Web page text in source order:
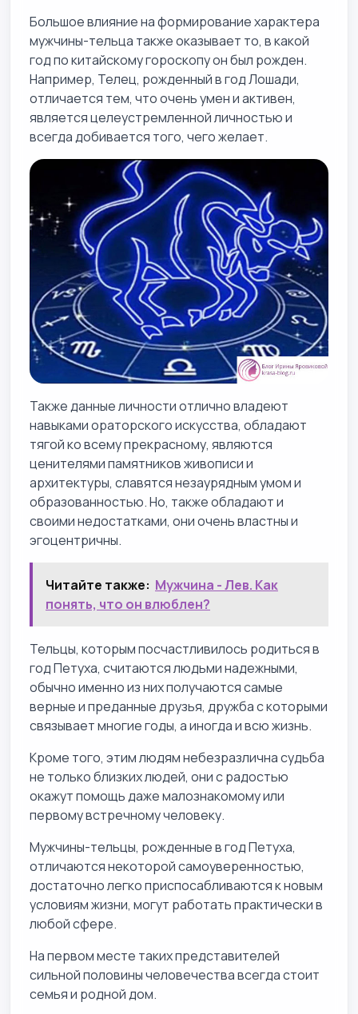
Большое влияние на формирование характера
мужчины-тельца также оказывает то, в какой
год по китайскому гороскопу он был рожден.
Например, Телец, рожденный в год Лошади,
отличается тем, что очень умен и активен,
является целеустремленной личностью и
всегда добивается того, чего желает.
Также данные личности отлично владеют
навыками ораторского искусства, обладают
тягой ко всему прекрасному, являются
ценителями памятников живописи и
архитектуры, славятся незаурядным умом и
образованностью. Но, также обладают и
своими недостатками, они очень властны и
эгоцентричны.
Читайте также: Мужчина - Лев. Как
понять, что он влюблен?
Тельцы, которым посчастливилось родиться в
год Петуха, считаются людьми надежными,
обычно именно из них получаются самые
верные и преданные друзья, дружба с которыми
связывает многие годы, а иногда и всю жизнь.
Кроме того, этим людям небезразлична судьба
не только близких людей, они с радостью
окажут помощь даже малознакомому или
первому встречному человеку.
Мужчины-тельцы, рожденные в год Петуха,
отличаются некоторой самоуверенностью,
достаточно легко приспосабливаются к новым
условиям жизни, могут работать практически в
любой сфере.
На первом месте таких представителей
сильной половины человечества всегда стоит
семья и родной дом.